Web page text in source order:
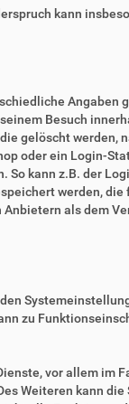
kann
Angaben
Besuch
gelöscht werden,
oder ein Login-
So kann z.B. der
werden, die
als dem
zu
vor allem im
Weiteren kann die